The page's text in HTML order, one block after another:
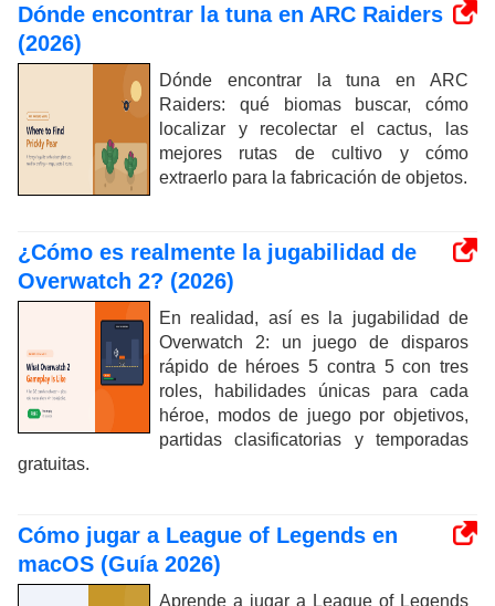
Dónde encontrar la tuna en ARC Raiders
(2026)
Dónde encontrar la tuna en ARC
Raiders: qué biomas buscar, cómo
localizar y recolectar el cactus, las
mejores rutas de cultivo y cómo
extraerlo para la fabricación de objetos.
¿Cómo es realmente la jugabilidad de
Overwatch 2? (2026)
En realidad, así es la jugabilidad de
Overwatch 2: un juego de disparos
rápido de héroes 5 contra 5 con tres
roles, habilidades únicas para cada
héroe, modos de juego por objetivos,
partidas clasificatorias y temporadas
gratuitas.
Cómo jugar a League of Legends en
macOS (Guía 2026)
Aprende a jugar a League of Legends